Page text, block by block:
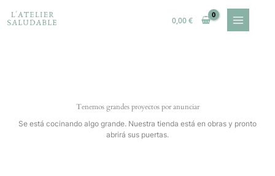
contenido
0,00€
Tenemos grandes proyectos por anunciar
Se está cocinando algo grande. Nuestra tienda está en obras y pronto
abrirá sus puertas.